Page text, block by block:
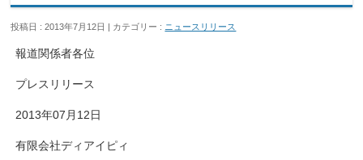
投稿日 : 2013年7月12日 カテゴリー : ニュースリリース
報道関係者各位
プレスリリース
2013年07月12日
有限会社ディアイピィ